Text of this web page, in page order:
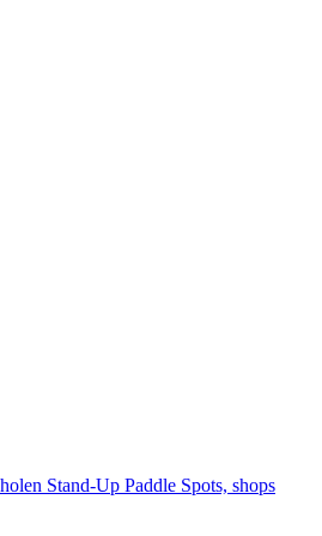
Stand-Up Paddle Spots, shops